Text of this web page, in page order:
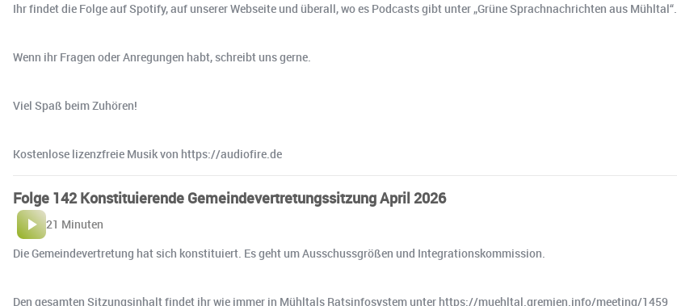
Ihr findet die Folge auf Spotify, auf unserer Webseite und überall, wo es Podcasts gibt unter „Grüne Sprachnachrichten aus Mühltal“.
Wenn ihr Fragen oder Anregungen habt, schreibt uns gerne.
Viel Spaß beim Zuhören!
Kostenlose lizenzfreie Musik von https://audiofire.de
Folge 142 Konstituierende Gemeindevertretungssitzung April 2026
21 Minuten
Die Gemeindevertretung hat sich konstituiert. Es geht um Ausschussgrößen und Integrationskommission.
Den gesamten Sitzungsinhalt findet ihr wie immer in Mühltals Ratsinfosystem unter https://muehltal.gremien.info/meeting/1459